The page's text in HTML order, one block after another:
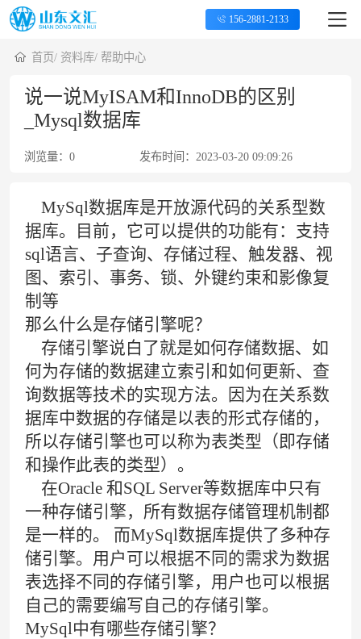
156-2881-2133
首页/ 资料库/帮助中心
说一说MyISAM和InnoDB的区别
_Mysql数据库
浏览量： 0 发布时间： 2023-03-20 09:09:26
MySql数据库是开放源代码的关系型数
据库。目前，它可以提供的功能有：支持
sql语言、子查询、存储过程、触发器、视
图、索引、事务、锁、外键约束和影像复
制等
那么什么是存储引擎呢？
存储引擎说白了就是如何存储数据、如
何为存储的数据建立索引和如何更新、查
询数据等技术的实现方法。因为在关系数
据库中数据的存储是以表的形式存储的，
所以存储引擎也可以称为表类型（即存储
和操作此表的类型）。
在Oracle 和SQL Server等数据库中只有
一种存储引擎，所有数据存储管理机制都
是一样的。 而MySql数据库提供了多种存
储引擎。用户可以根据不同的需求为数据
表选择不同的存储引擎，用户也可以根据
自己的需要编写自己的存储引擎。
MySql中有哪些存储引擎？